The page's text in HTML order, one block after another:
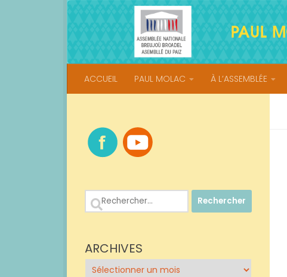
Skip to content
ACCUEIL PAUL MOLAC À L’ASSEMBLÉE
Rechercher :
ARCHIVES
Archives